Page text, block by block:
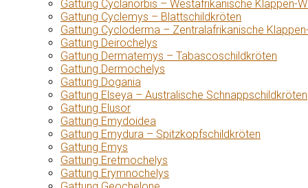
Gattung Cyclanorbis – Westafrikanische Klappen-
Gattung Cyclemys – Blattschildkröten
Gattung Cycloderma – Zentralafrikanische
Gattung Deirochelys
Gattung Dermatemys – Tabascoschildkröten
Gattung Dermochelys
Gattung Dogania
Gattung Elseya – Australische Schnappschildkröten
Gattung Elusor
Gattung Emydoidea
Gattung Emydura – Spitzkopfschildkröten
Gattung Emys
Gattung Eretmochelys
Gattung Erymnochelys